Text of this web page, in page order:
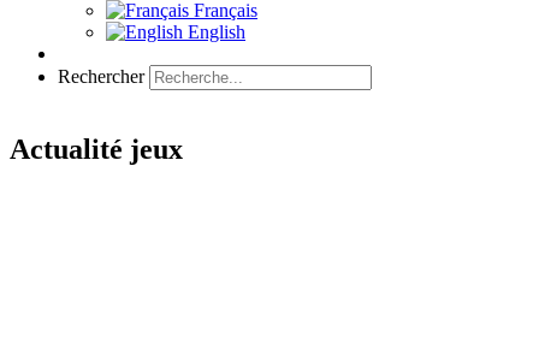
Français
English
Rechercher
Actualité jeux